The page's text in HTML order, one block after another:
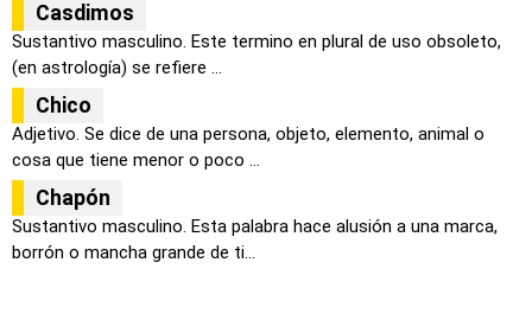
Casdimos
Sustantivo masculino. Este termino en plural de uso obsoleto,
(en astrología) se refiere ...
Chico
Adjetivo. Se dice de una persona, objeto, elemento, animal o
cosa que tiene menor o poco ...
Chapón
Sustantivo masculino. Esta palabra hace alusión a una marca,
borrón o mancha grande de ti...